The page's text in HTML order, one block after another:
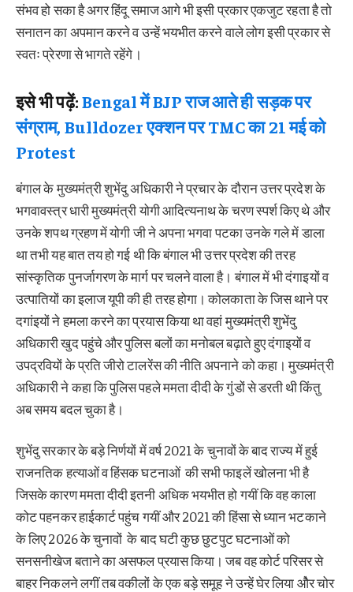
संभव हो सका है अगर हिंदू समाज आगे भी इसी प्रकार एकजुट रहता है तो
सनातन का अपमान करने व उन्हें भयभीत करने वाले लोग इसी प्रकार से
स्वतः प्रेरणा से भागते रहेंगे।
इसे भी पढ़ें:Bengal में BJP राज आते ही सड़क पर
संग्राम, Bulldozer एक्शन पर TMC का 21 मई को
Protest
बंगाल के मुख्यमंत्री शुभेंदु अधिकारी ने प्रचार के दौरान उत्तर प्रदेश के
भगवावस्त्र धारी मुख्यमंत्री योगी आदित्यनाथ के चरण स्पर्श किए थे और
उनके शपथ ग्रहण में योगी जी ने अपना भगवा पटका उनके गले में डाला
था तभी यह बात तय हो गई थी कि बंगाल भी उत्तर प्रदेश की तरह
सांस्कृतिक पुनर्जागरण के मार्ग पर चलने वाला है। बंगाल में भी दंगाइयों व
उत्पातियों का इलाज यूपी की ही तरह होगा। कोलकाता के जिस थाने पर
दगांइयों ने हमला करने का प्रयास किया था वहां मुख्यमंत्री शुभेंदु
अधिकारी खुद पहुंचे और पुलिस बलों का मनोबल बढ़ाते हुए दंगाइयों व
उपद्रवियों के प्रति जीरो टालरेंस की नीति अपनाने को कहा। मुख्यमंत्री
अधिकारी ने कहा कि पुलिस पहले ममता दीदी के गुंडों से डरती थी किंतु
अब समय बदल चुका है।
शुभेंदु सरकार के बड़े निर्णयों में वर्ष 2021 के चुनावों के बाद राज्य में हुई
राजनतिक हत्याओं व हिंसक घटनाओं की सभी फाइलें खोलना भी है
जिसके कारण ममता दीदी इतनी अधिक भयभीत हो गयीं कि वह काला
कोट पहनकर हाईकार्ट पहुंच गयीं और 2021 की हिंसा से ध्यान भटकाने
के लिए 2026 के चुनावों के बाद घटी कुछ छुटपुट घटनाओं को
सनसनीखेज बताने का असफल प्रयास किया। जब वह कोर्ट परिसर से
बाहर निकलने लगीं तब वकीलों के एक बड़े समूह ने उन्हें घेर लिया ओैर चोर